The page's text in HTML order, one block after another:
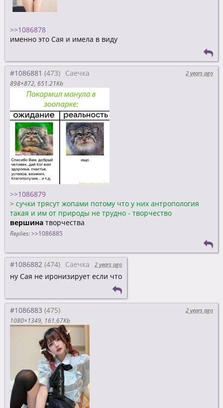
>>1086878
именно это Сая и имела в виду
#1086881 Саечка
2 years ago
898×872 651.21Kb
>>1086879
> сучки трясут жопами потому что у них антропология
такая и им от природы не трудно - творчество
вершина творчества
Replies: >>1086885
#1086882 Саечка 2 years ago
ну Сая не иронизирует если что
#1086883
2 years ago
1080×1349 161.67Kb